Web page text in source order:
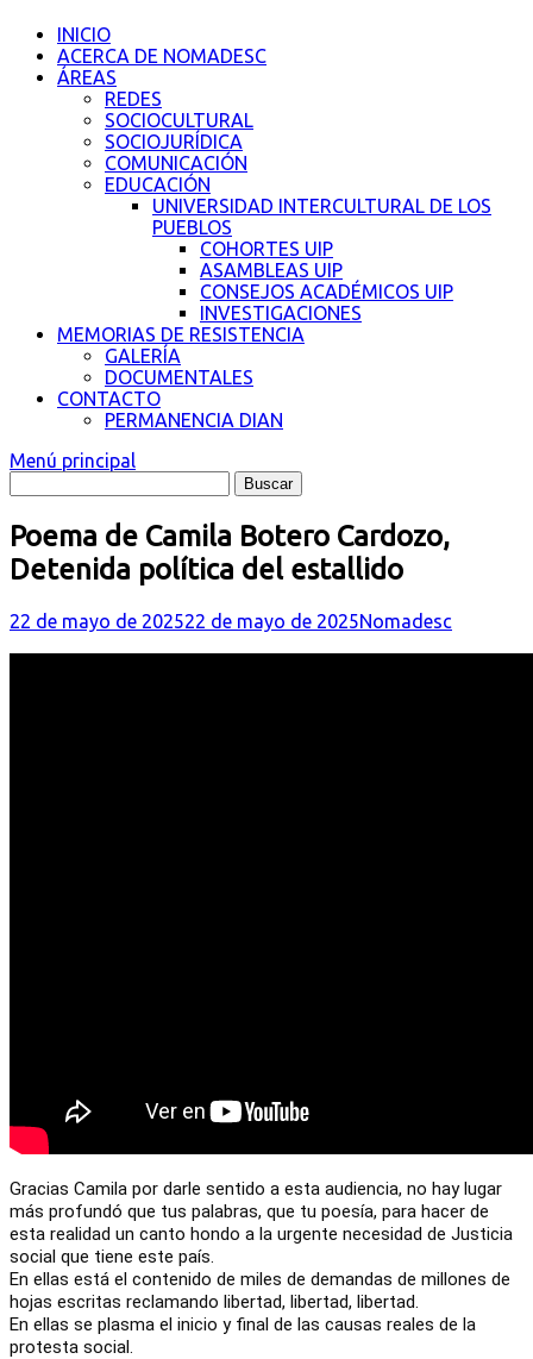
INICIO
ACERCA DE NOMADESC
ÁREAS
REDES
SOCIOCULTURAL
SOCIOJURÍDICA
COMUNICACIÓN
EDUCACIÓN
UNIVERSIDAD INTERCULTURAL DE LOS
PUEBLOS
COHORTES UIP
ASAMBLEAS UIP
CONSEJOS ACADÉMICOS UIP
INVESTIGACIONES
MEMORIAS DE RESISTENCIA
GALERÍA
DOCUMENTALES
CONTACTO
PERMANENCIA DIAN
Menú principal
Poema de Camila Botero Cardozo,
Detenida política del estallido
22 de mayo de 202522 de mayo de 2025Nomadesc
Gracias Camila por darle sentido a esta audiencia, no hay lugar
más profundó que tus palabras, que tu poesía, para hacer de
esta realidad un canto hondo a la urgente necesidad de Justicia
social que tiene este país.
En ellas está el contenido de miles de demandas de millones de
hojas escritas reclamando libertad, libertad, libertad.
En ellas se plasma el inicio y final de las causas reales de la
protesta social.